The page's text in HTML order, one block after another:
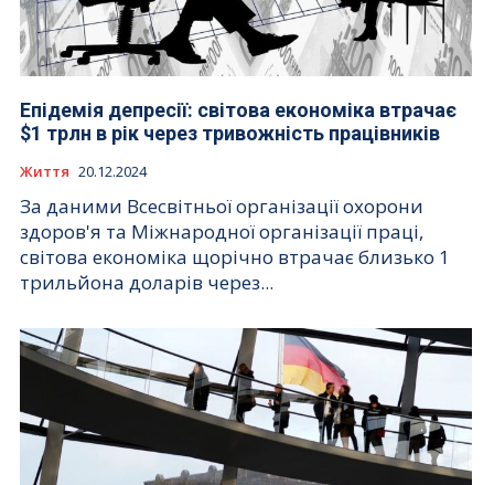
Епідемія депресії: світова економіка втрачає
$1 трлн в рік через тривожність працівників
Життя 20.12.2024
За даними Всесвітньої організації охорони
здоров'я та Міжнародної організації праці,
світова економіка щорічно втрачає близько 1
трильйона доларів через...